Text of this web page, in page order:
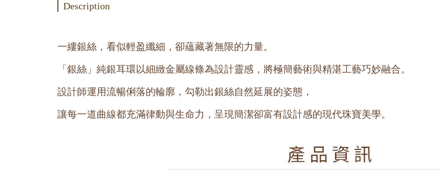
Description
一縷銀絲，看似輕盈纖細，卻蘊藏著無限的力量。
「銀絲」純銀耳環以細緻金屬線條為設計靈感，將極簡藝術與精湛工藝巧妙融合。
設計師運用流暢俐落的輪廓，勾勒出銀絲自然延展的姿態，
讓每一道曲線都充滿律動與生命力，呈現簡潔卻富有設計感的現代珠寶美學。